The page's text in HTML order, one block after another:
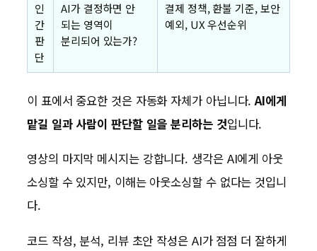
인
간
판
단
AI가 결정하면 안
되는 영역이
분리되어 있는가?
결제 정책, 환불 기준, 보안
예외, UX 우선순위
이 표에서 중요한 것은 자동화 자체가 아닙니다.AI에게
맡길 일과 사람이 판단할 일을 분리하는 것입니다.
영상의 마지막 메시지는 강합니다. 생각은 AI에게 아웃
소싱할 수 있지만, 이해는 아웃소싱할 수 없다는 것입니
다.
코드 작성, 분석, 리뷰 초안 작성은 AI가 점점 더 잘하게